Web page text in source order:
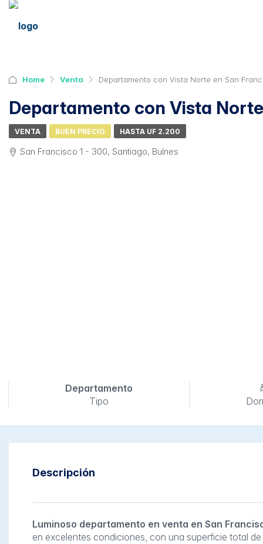
Home Venta Departamento con Vista Norte en San
Departamento con Vista
VENTA BUEN PRECIO HASTA UF 2.200
San Francisco 1 - 300, Santiago, Bulnes
Departamento
Tipo
Descripción
Luminoso departamento en venta en San
en excelentes condiciones, con una superficie total